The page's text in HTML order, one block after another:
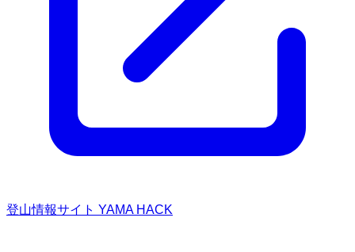
登山情報サイト YAMA HACK